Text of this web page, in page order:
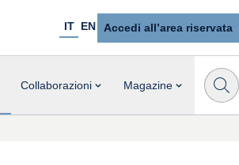
IT EN Accedi all’area riservata
Collaborazioni Magazine